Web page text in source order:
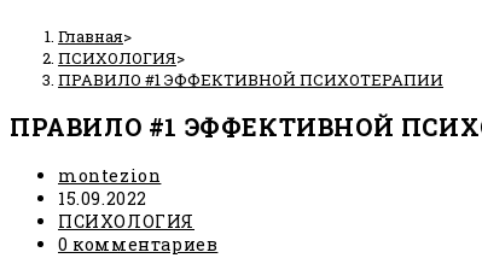
Главная>
ПСИХОЛОГИЯ>
ПРАВИЛО #1 ЭФФЕКТИВНОЙ ПСИХОТЕРАПИИ
ПРАВИЛО #1 ЭФФЕКТИВНОЙ
Автор
записи:
montezion
Запись
опубликована:
15.09.2022
Рубрика
записи:
ПСИХОЛОГИЯ
Комментарии
0 комментариев